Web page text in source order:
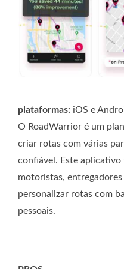
plataformas: iOS e
O RoadWarrior é um
criar rotas com várias
confiável. Este
motoristas,
personalizar rotas com
pessoais.